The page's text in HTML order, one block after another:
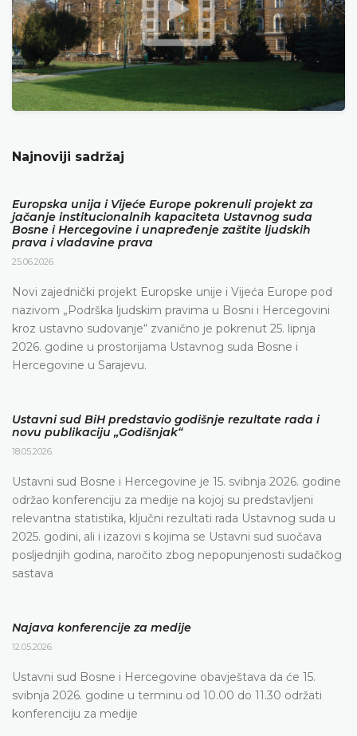
Najnoviji sadržaj
Europska unija i Vijeće Europe pokrenuli projekt za
jačanje institucionalnih kapaciteta Ustavnog suda
Bosne i Hercegovine i unapređenje zaštite ljudskih
prava i vladavine prava
25.06.2026.
Novi zajednički projekt Europske unije i Vijeća Europe pod
nazivom „Podrška ljudskim pravima u Bosni i Hercegovini
kroz ustavno sudovanje“ zvanično je pokrenut 25. lipnja
2026. godine u prostorijama Ustavnog suda Bosne i
Hercegovine u Sarajevu.
Ustavni sud BiH predstavio godišnje rezultate rada i
novu publikaciju „Godišnjak“
18.05.2026.
Ustavni sud Bosne i Hercegovine je 15. svibnja 2026. godine
održao konferenciju za medije na kojoj su predstavljeni
relevantna statistika, ključni rezultati rada Ustavnog suda u
2025. godini, ali i izazovi s kojima se Ustavni sud suočava
posljednjih godina, naročito zbog nepopunjenosti sudačkog
sastava
Najava konferencije za medije
12.05.2026.
Ustavni sud Bosne i Hercegovine obavještava da će 15.
svibnja 2026. godine u terminu od 10.00 do 11.30 održati
konferenciju za medije